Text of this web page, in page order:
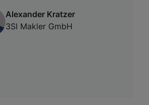
Alexander Kratzer
3SI Makler GmbH